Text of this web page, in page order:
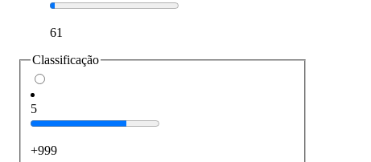
61
Classificação
5
+999